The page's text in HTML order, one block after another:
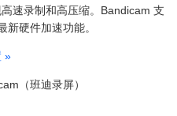
速录制和高压缩。Bandicam 支
硬件加速功能。
»